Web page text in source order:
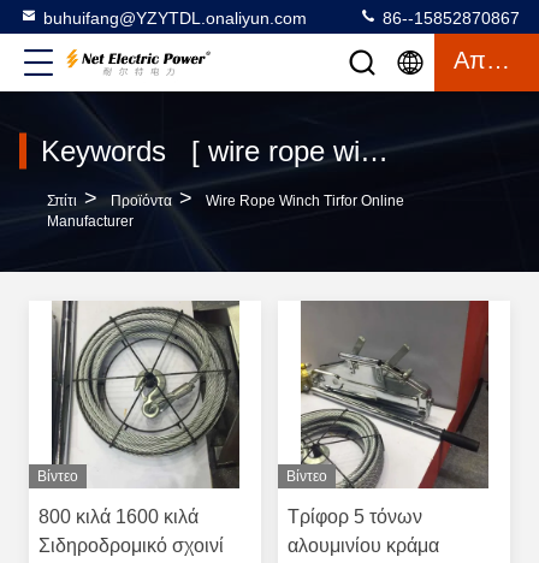
buhuifang@YZYTDL.onaliyun.com 86--15852870867
Απόσπασμα
Keywords [ wire rope winch tirfor ] Match 2 προϊόντα
Σπίτι > Προϊόντα >
Wire Rope Winch Tirfor Online
Manufacturer
Βίντεο
800 κιλά 1600 κιλά
Σιδηροδρομικό σχοινί
Βίντεο
Τρίφορ 5 τόνων
αλουμινίου κράμα